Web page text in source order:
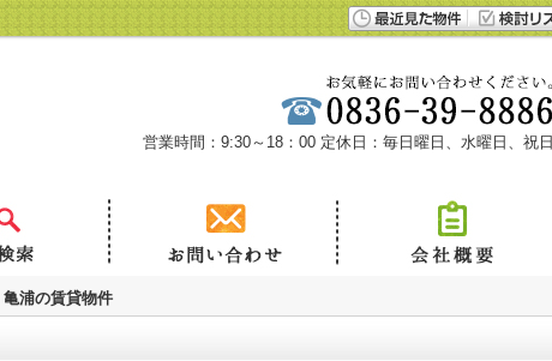
営業時間：9:30～18：00 定休日：毎日曜日、水曜日、祝日
亀浦の賃貸物件